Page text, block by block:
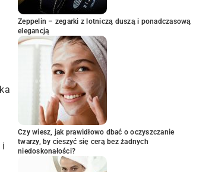
i
Zeppelin – zegarki z lotniczą duszą i ponadczasową
elegancją
Czy wiesz, jak prawidłowo dbać o oczyszczanie
twarzy, by cieszyć się cerą bez żadnych
niedoskonałości?